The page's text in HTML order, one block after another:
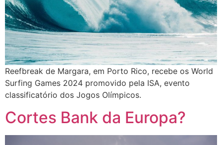
Reefbreak de Margara, em Porto Rico, recebe os World
Surfing Games 2024 promovido pela ISA, evento
classificatório dos Jogos Olímpicos.
Cortes Bank da Europa?